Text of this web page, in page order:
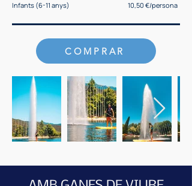
Infants (6-11 anys) 10,50 €/persona
COMPRAR